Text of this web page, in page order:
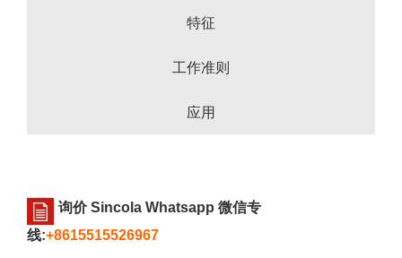
特征
工作准则
应用
询价 Sincola Whatsapp 微信专
线:+8615515526967